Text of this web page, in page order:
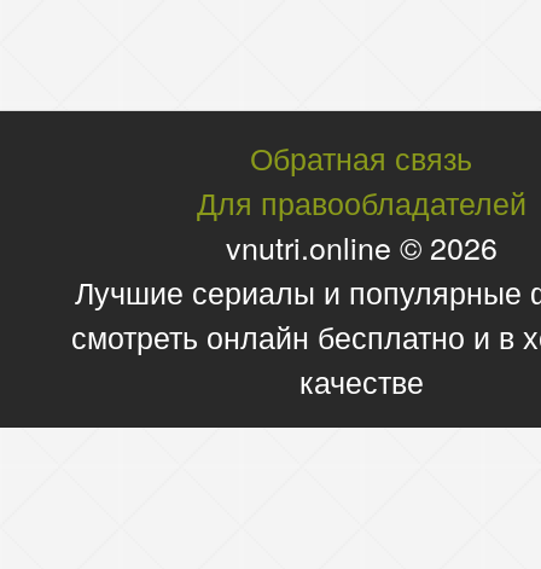
Обратная связь
Для правообладателей
vnutri.online © 2026
Лучшие сериалы и
смотреть онлайн бесплатно и в
качестве